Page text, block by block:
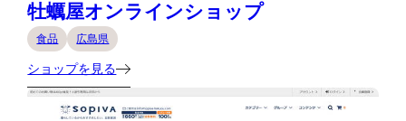
牡蠣屋オンラインショップ
食品 広島県
ショップを見る